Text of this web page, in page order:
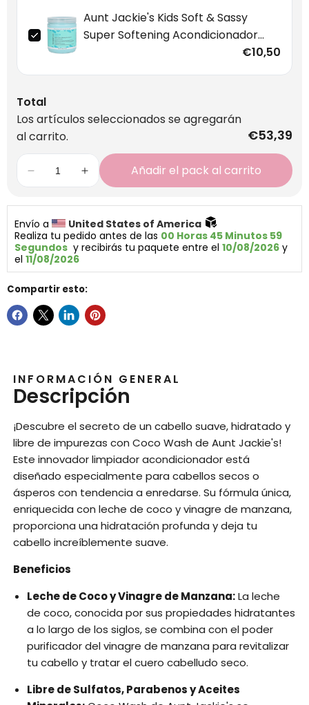
Aunt Jackie's Kids Soft & Sassy
Super Softening Acondicionador
€10,50
Total
Los artículos seleccionados se agregarán
al carrito.
€53,39
Añadir el pack al carrito
Envío a
United States of America
Realiza tu pedido antes de las 00 Horas 45 Minutos 58
Segundos
  y recibirás tu paquete entre el
10/08/2026 y
el 11/08/2026
Compartir esto:
INFORMACIÓN GENERAL
Descripción
¡Descubre el secreto de un cabello suave, hidratado y
libre de impurezas con Coco Wash de Aunt Jackie's!
Este innovador limpiador acondicionador está
diseñado especialmente para cabellos secos o
ásperos con tendencia a enredarse. Su fórmula única,
enriquecida con leche de coco y vinagre de manzana,
proporciona una hidratación profunda y deja tu
cabello increíblemente suave.
Beneficios
Leche de Coco y Vinagre de Manzana:La leche
de coco, conocida por sus propiedades hidratantes
a lo largo de los siglos, se combina con el poder
purificador del vinagre de manzana para revitalizar
tu cabello y tratar el cuero cabelludo seco.
Libre de Sulfatos, Parabenos y Aceites